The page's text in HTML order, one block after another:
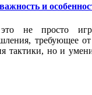
и
не просто
требующее
тактики, но и